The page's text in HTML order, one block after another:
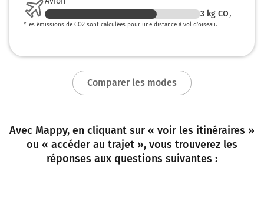
3 kg CO₂
*Les émissions de CO2 sont calculées pour une distance à vol d’oiseau.
Comparer les modes
Avec Mappy, en cliquant sur « voir les itinéraires »
ou « accéder au trajet », vous trouverez les
réponses aux questions suivantes :